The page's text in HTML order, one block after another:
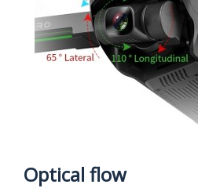
Optical flow